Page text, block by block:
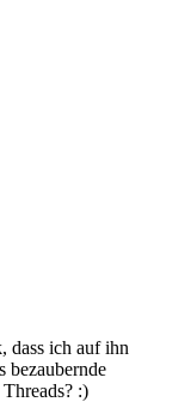
dass ich auf ihn
bezaubernde
:)